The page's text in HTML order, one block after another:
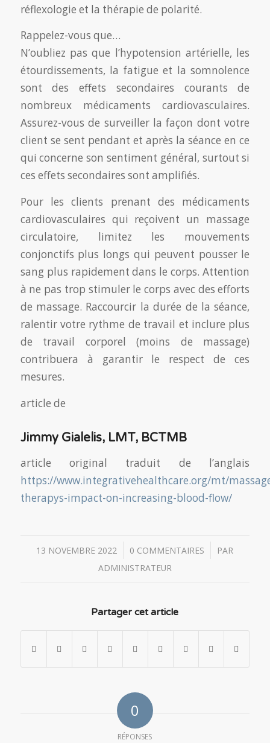
réflexologie et la thérapie de polarité.
Rappelez-vous que…
N’oubliez pas que l’hypotension artérielle, les
étourdissements, la fatigue et la somnolence
sont des effets secondaires courants de
nombreux médicaments cardiovasculaires.
Assurez-vous de surveiller la façon dont votre
client se sent pendant et après la séance en ce
qui concerne son sentiment général, surtout si
ces effets secondaires sont amplifiés.
Pour les clients prenant des médicaments
cardiovasculaires qui reçoivent un massage
circulatoire, limitez les mouvements
conjonctifs plus longs qui peuvent pousser le
sang plus rapidement dans le corps. Attention
à ne pas trop stimuler le corps avec des efforts
de massage. Raccourcir la durée de la séance,
ralentir votre rythme de travail et inclure plus
de travail corporel (moins de massage)
contribuera à garantir le respect de ces
mesures.
article de
Jimmy Gialelis, LMT, BCTMB
article original traduit de l’anglais
https://www.integrativehealthcare.org/mt/
therapys-impact-on-increasing-blood-flow/
13 NOVEMBRE 2022
/ 0 COMMENTAIRES
/
PAR
ADMINISTRATEUR
Partager cet article
0
RÉPONSES